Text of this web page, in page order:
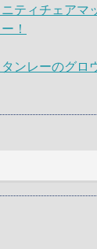
ティチェアマ
！
ンレーのグロ